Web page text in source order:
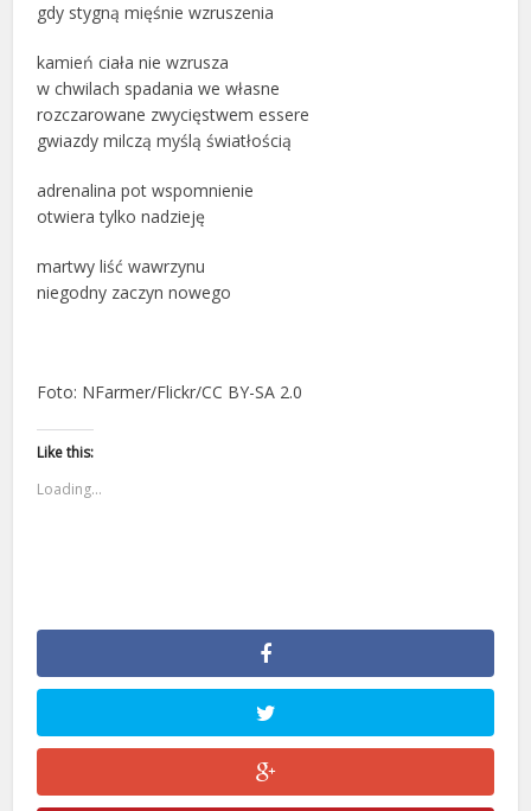
gdy stygną mięśnie wzruszenia
kamień ciała nie wzrusza
w chwilach spadania we własne
rozczarowane zwycięstwem essere
gwiazdy milczą myślą światłością
adrenalina pot wspomnienie
otwiera tylko nadzieję
martwy liść wawrzynu
niegodny zaczyn nowego
Foto: NFarmer/Flickr/CC BY-SA 2.0
Like this:
Loading...